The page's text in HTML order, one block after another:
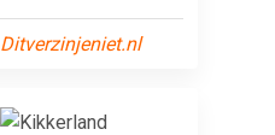
Ditverzinjeniet.nl